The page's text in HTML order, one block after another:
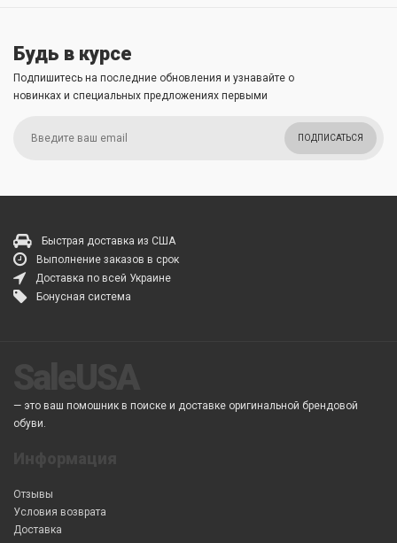
Будь в курсе
Подпишитесь на последние обновления и узнавайте о
новинках и специальных предложениях первыми
ПОДПИСАТЬСЯ
Быстрая доставка из США
Выполнение заказов в срок
Доставка по всей Украине
Бонусная система
— это ваш помошник в поиске и доставке оригинальной брендовой
обуви.
Отзывы
Условия возврата
Доставка